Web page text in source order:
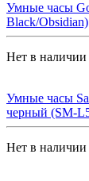
Умные часы
Black/Obsidian)
Нет в наличии
Умные часы
черный (SM-
Нет в наличии